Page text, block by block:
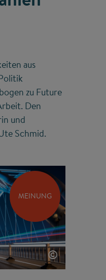
aus
zu Future
Den
und
Schmid.
MEINUNG
©